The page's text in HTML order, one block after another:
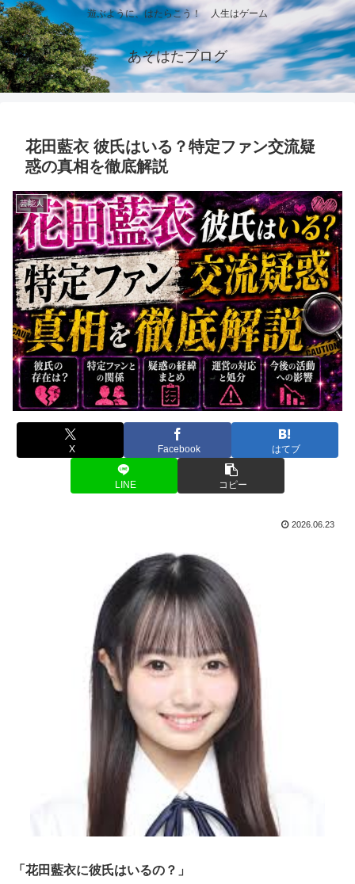
遊ぶように、はたらこう！ 人生はゲーム
あそはたブログ
花田藍衣 彼氏はいる？特定ファン交流疑
惑の真相を徹底解説
芸能人
X Facebook はてブ
LINE コピー
2026.06.23
「花田藍衣に彼氏はいるの？」